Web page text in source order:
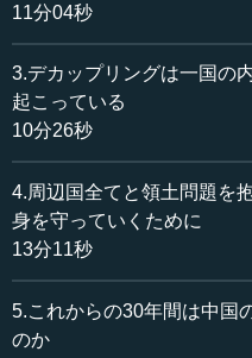
岡本 米中関係を考える前
ピュリズムに入っている」
おっしゃった通りだと思っ
いる43パーセントほどの岩
ずっとアメリカにいた人た
なかっただけです。
僕は最近、MITに籍がある
選挙談義をしました。1対1
とパネルディスカッション
11分04秒
3.デカップリングは一国の
起こっている
10分26秒
4.周辺国全てと領土問題を
身を守っていくために
13分11秒
5.これからの30年間は中国
のか